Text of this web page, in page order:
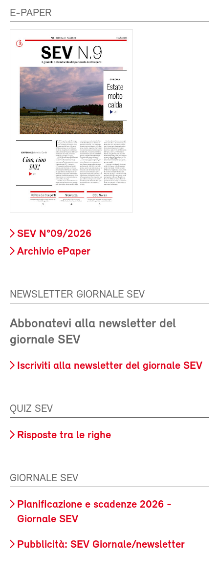
E-PAPER
SEV N°09/2026
Archivio ePaper
NEWSLETTER GIORNALE SEV
Abbonatevi alla newsletter del
giornale SEV
Iscriviti alla newsletter del giornale SEV
QUIZ SEV
Risposte tra le righe
GIORNALE SEV
Pianificazione e scadenze 2026 -
Giornale SEV
Pubblicità: SEV Giornale/newsletter